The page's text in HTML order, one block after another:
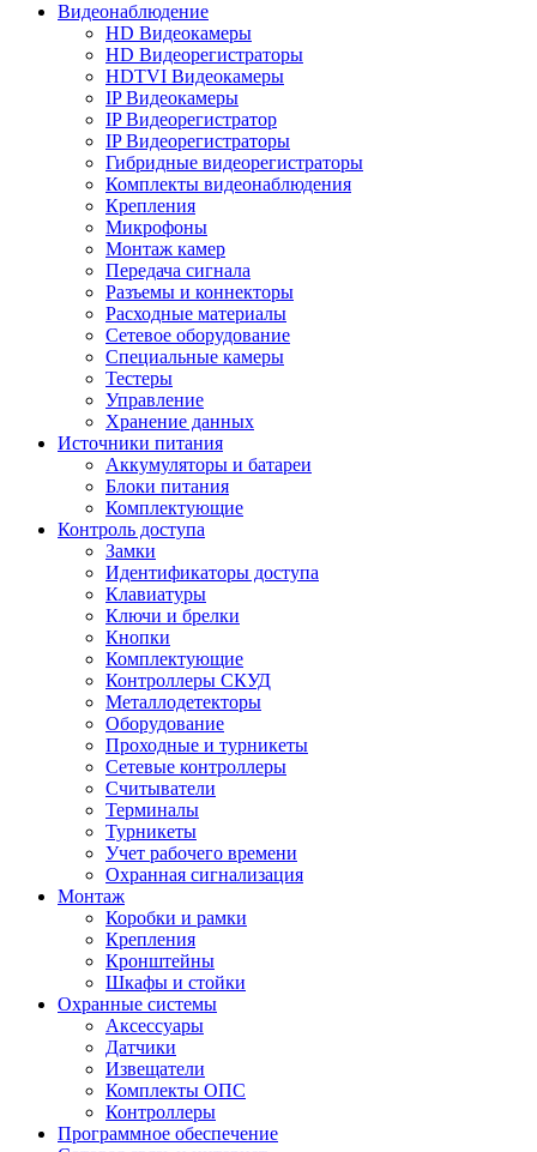
Видеонаблюдение
HD Видеокамеры
HD Видеорегистраторы
HDTVI Видеокамеры
IP Видеокамеры
IP Видеорегистратор
IP Видеорегистраторы
Гибридные видеорегистраторы
Комплекты видеонаблюдения
Крепления
Микрофоны
Монтаж камер
Передача сигнала
Разъемы и коннекторы
Расходные материалы
Сетевое оборудование
Специальные камеры
Тестеры
Управление
Хранение данных
Источники питания
Аккумуляторы и батареи
Блоки питания
Комплектующие
Контроль доступа
Замки
Идентификаторы доступа
Клавиатуры
Ключи и брелки
Кнопки
Комплектующие
Контроллеры СКУД
Металлодетекторы
Оборудование
Проходные и турникеты
Сетевые контроллеры
Считыватели
Терминалы
Турникеты
Учет рабочего времени
Охранная сигнализация
Монтаж
Коробки и рамки
Крепления
Кронштейны
Шкафы и стойки
Охранные системы
Аксессуары
Датчики
Извещатели
Комплекты ОПС
Контроллеры
Программное обеспечение